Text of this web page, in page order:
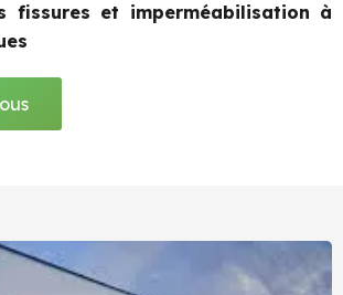
fissures et imperméabilisation à